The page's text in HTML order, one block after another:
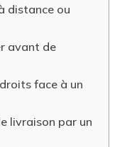
distance ou
avant de
face à un
livraison par un